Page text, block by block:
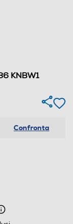
KNBW1
Confronta